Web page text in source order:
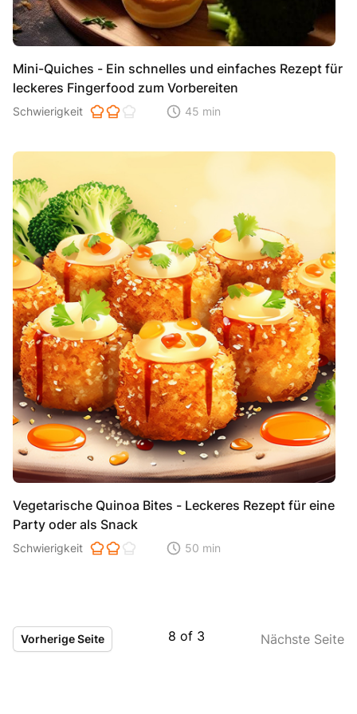
Mini-Quiches - Ein schnelles und einfaches Rezept für
leckeres Fingerfood zum Vorbereiten
Schwierigkeit der Zubereitung. 1 ist einfach 2 ist mittel 3 ist
Schwierigkeit Zeitaufwand der der Zubereitung.
45 min
Vegetarische Quinoa Bites - Leckeres Rezept für eine
Party oder als Snack
Schwierigkeit der Zubereitung. 1 ist einfach 2 ist mittel 3 ist
Schwierigkeit Zeitaufwand der der Zubereitung.
50 min
Vorherige Seite 8 of 3 Nächste Seite